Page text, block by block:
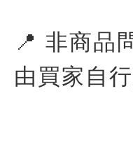
📍 非商品
由買家自